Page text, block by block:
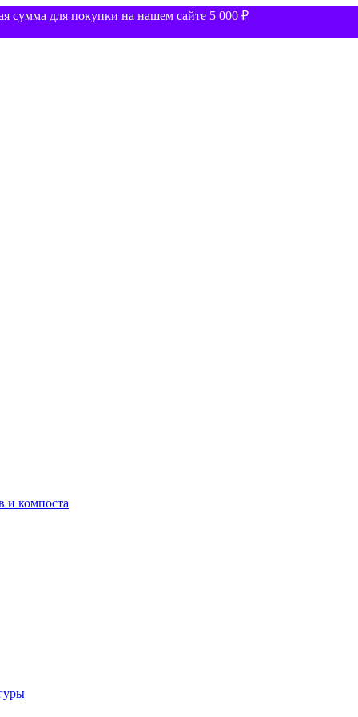
сумма для покупки на нашем сайте 5 000 ₽
и компоста